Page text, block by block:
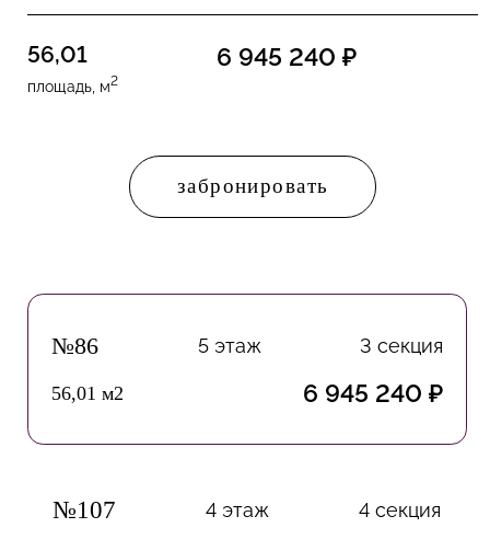
56,01
площадь, м2
6 945 240 ₽
забронировать
№86 5 этаж 3 секция
56,01 м2 6 945 240 ₽
№107 4 этаж 4 секция